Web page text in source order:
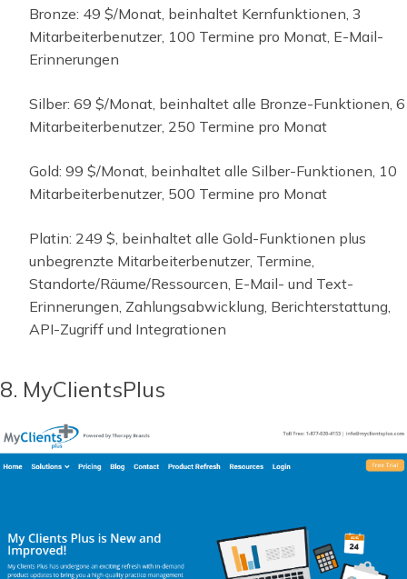
Bronze: 49 $/Monat, beinhaltet Kernfunktionen, 3
Mitarbeiterbenutzer, 100 Termine pro Monat, E-Mail-
Erinnerungen
Silber: 69 $/Monat, beinhaltet alle Bronze-Funktionen, 6
Mitarbeiterbenutzer, 250 Termine pro Monat
Gold: 99 $/Monat, beinhaltet alle Silber-Funktionen, 10
Mitarbeiterbenutzer, 500 Termine pro Monat
Platin: 249 $, beinhaltet alle Gold-Funktionen plus
unbegrenzte Mitarbeiterbenutzer, Termine,
Standorte/Räume/Ressourcen, E-Mail- und Text-
Erinnerungen, Zahlungsabwicklung, Berichterstattung,
API-Zugriff und Integrationen
8. MyClientsPlus